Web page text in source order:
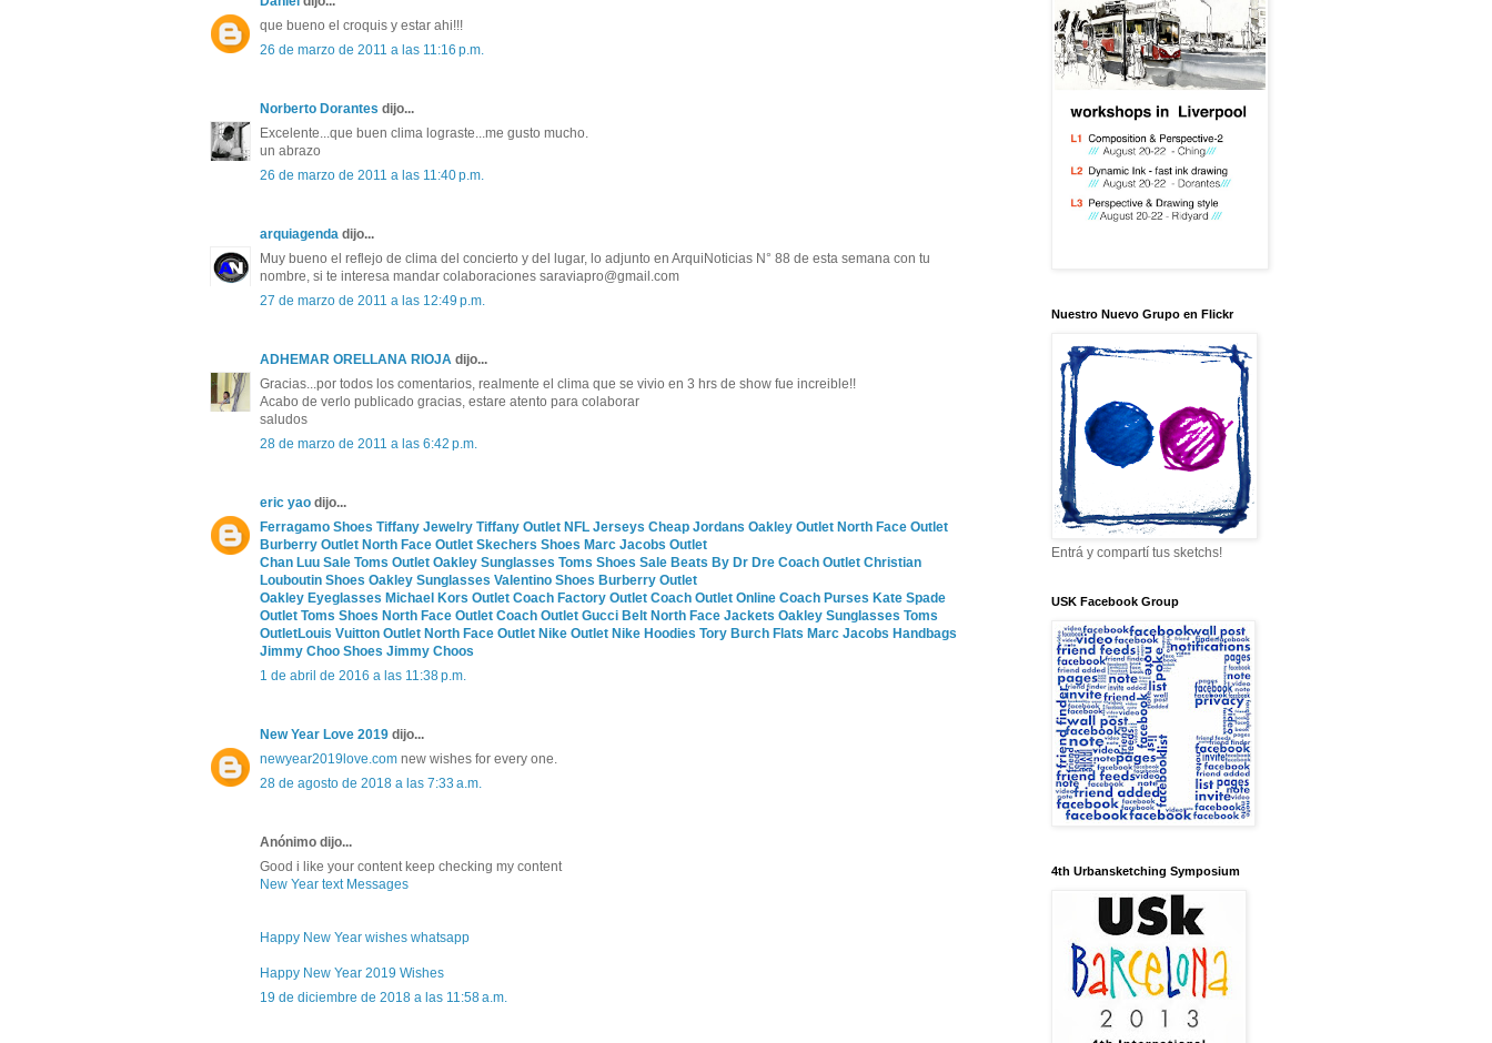
que bueno el croquis y estar ahi!!!
26 de marzo de 2011 a las 11:16 p.m.
Norberto Dorantes dijo...
Excelente...que buen clima lograste...me gusto mucho.
un abrazo
26 de marzo de 2011 a las 11:40 p.m.
arquiagenda dijo...
Muy bueno el reflejo de clima del concierto y del lugar, lo adjunto en ArquiNoticias N° 88 de esta semana con tu
nombre, si te interesa mandar colaboraciones saraviapro@gmail.com
27 de marzo de 2011 a las 12:49 p.m.
ADHEMAR ORELLANA RIOJA dijo...
Gracias...por todos los comentarios, realmente el clima que se vivio en 3 hrs de show fue increible!!
Acabo de verlo publicado gracias, estare atento para colaborar
saludos
28 de marzo de 2011 a las 6:42 p.m.
eric yao dijo...
Ferragamo Shoes Tiffany Jewelry Tiffany Outlet NFL Jerseys Cheap Jordans Oakley Outlet North Face Outlet
Burberry Outlet North Face Outlet Skechers Shoes Marc Jacobs Outlet
Chan Luu Sale Toms Outlet Oakley Sunglasses Toms Shoes Sale Beats By Dr Dre Coach Outlet Christian
Louboutin Shoes Oakley Sunglasses Valentino Shoes Burberry Outlet
Oakley Eyeglasses Michael Kors Outlet Coach Factory Outlet Coach Outlet Online Coach Purses Kate Spade
Outlet Toms Shoes North Face Outlet Coach Outlet Gucci Belt North Face Jackets Oakley Sunglasses Toms
OutletLouis Vuitton Outlet North Face Outlet Nike Outlet Nike Hoodies Tory Burch Flats Marc Jacobs Handbags
Jimmy Choo Shoes Jimmy Choos
1 de abril de 2016 a las 11:38 p.m.
New Year Love 2019 dijo...
newyear2019love.com new wishes for every one.
28 de agosto de 2018 a las 7:33 a.m.
Anónimo dijo...
Good i like your content keep checking my content
New Year text Messages
Happy New Year wishes whatsapp
Happy New Year 2019 Wishes
19 de diciembre de 2018 a las 11:58 a.m.
Nuestro Nuevo Grupo en Flickr
Entrá y compartí tus sketchs!
USK Facebook Group
4th Urbansketching Symposium